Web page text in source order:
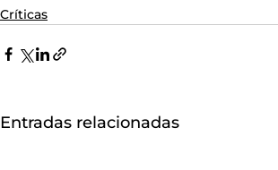
Críticas
Entradas relacionadas